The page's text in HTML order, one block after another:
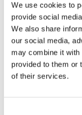
We use cookies to
provide social
We also share
our social media,
may combine it with
provided to them or
of their services.
kommuner, det
civilsamhället
gå igenom vad
i områden med
OBS! Antalet